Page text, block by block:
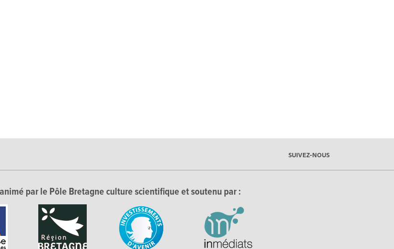
SUIVEZ-NOUS
animé par le Pôle Bretagne culture scientifique et soutenu par :